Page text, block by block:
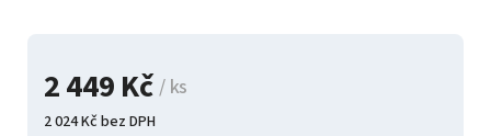
2 449 Kč/ ks
2 024 Kč bez DPH